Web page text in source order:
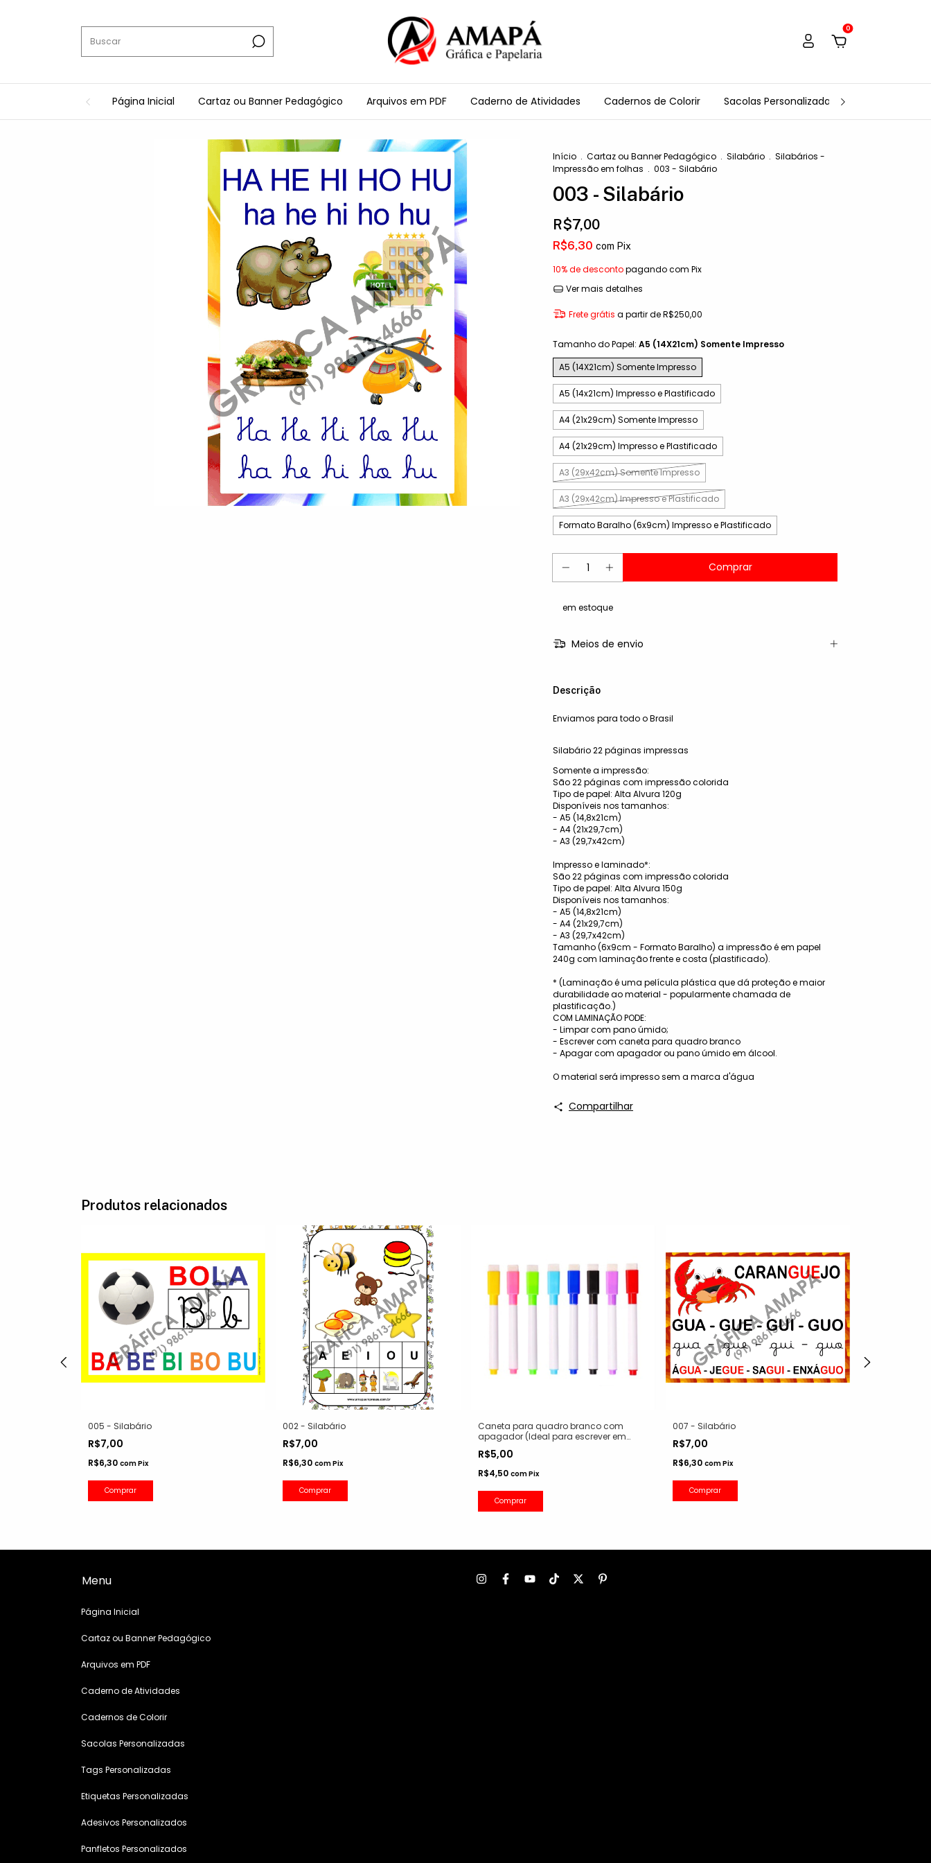
0
Página Inicial Cartaz ou Banner Pedagógico Arquivos em PDF Caderno de Atividades Cadernos de Colorir Sacolas Personalizadas
Início . Cartaz ou Banner Pedagógico . Silabário . Silabários -
Impressão em folhas . 003 - Silabário
003 - Silabário
R$7,00
R$6,30 com Pix
10% de descontopagando com Pix
Ver mais detalhes
Frete grátis a partir deR$250,00
Tamanho do Papel: A5 (14X21cm) Somente Impresso
A5 (14X21cm) Somente Impresso
A5 (14x21cm) Impresso e Plastificado
A4 (21x29cm) Somente Impresso
A4 (21x29cm) Impresso e Plastificado
A3 (29x42cm) Somente Impresso
A3 (29x42cm) Impresso e Plastificado
Formato Baralho (6x9cm) Impresso e Plastificado
em estoque
Meios de envio
Descrição
Enviamos para todo o Brasil
Silabário 22 páginas impressas
Somente a impressão:
São 22 páginas com impressão colorida
Tipo de papel: Alta Alvura 120g
Disponíveis nos tamanhos:
- A5 (14,8x21cm)
- A4 (21x29,7cm)
- A3 (29,7x42cm)
Impresso e laminado*:
​São 22 páginas com impressão colorida
Tipo de papel: Alta Alvura 150g
Disponíveis nos tamanhos:
- A5 (14,8x21cm)
- A4 (21x29,7cm)
- A3 (29,7x42cm)
Tamanho (6x9cm - Formato Baralho) a impressão é em papel
240g com laminação frente e costa (plastificado).
* (Laminação é uma película plástica que dá proteção e maior
durabilidade ao material - popularmente chamada de
plastificação.)
COM LAMINAÇÃO PODE:
- Limpar com pano úmido;
- Escrever com caneta para quadro branco
- Apagar com apagador ou pano úmido em álcool.
O material será impresso sem a marca d'água
Compartilhar
Produtos relacionados
005 - Silabário
R$7,00
R$6,30 comPix
Comprar
002 - Silabário
R$7,00
R$6,30comPix
Comprar
Caneta para quadro branco com
apagador (Ideal para escrever em
R$5,00
R$4,50 comPix
Comprar
007 - Silabário
R$7,00
R$6,30 comPix
Comprar
Menu
Página Inicial
Cartaz ou Banner Pedagógico
Arquivos em PDF
Caderno de Atividades
Cadernos de Colorir
Sacolas Personalizadas
Tags Personalizadas
Etiquetas Personalizadas
Adesivos Personalizados
Panfletos Personalizados